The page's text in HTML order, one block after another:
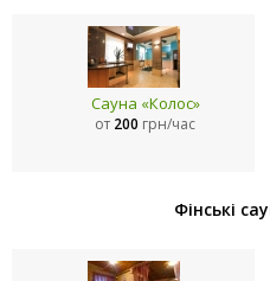
Сауна «Колос»
от 200 грн/час
Фінські